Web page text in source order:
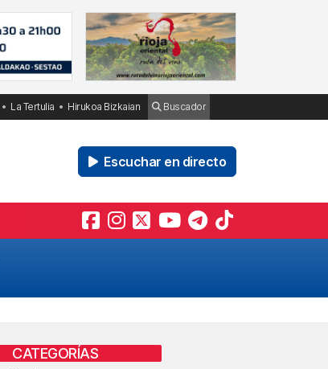
La Tertulia Hirukoa Bizkaian Buscador
Escuchar en directo
CATEGORÍAS